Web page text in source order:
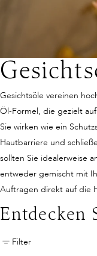
Gesichtsöle vereinen
Öl-Formel, die gezielt
Sie wirken wie ein
Hautbarriere und
sollten Sie idealerweise
entweder gemischt mit
Auftragen direkt auf die
Entdecken
Filter